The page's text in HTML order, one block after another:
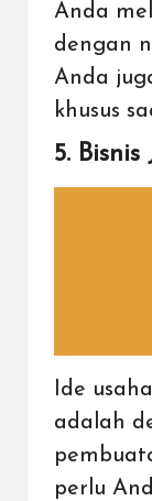
Anda
dengan
Anda
khusus
5.
Ide
adalah
perlu